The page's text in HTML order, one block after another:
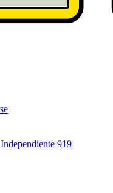
Independiente 919